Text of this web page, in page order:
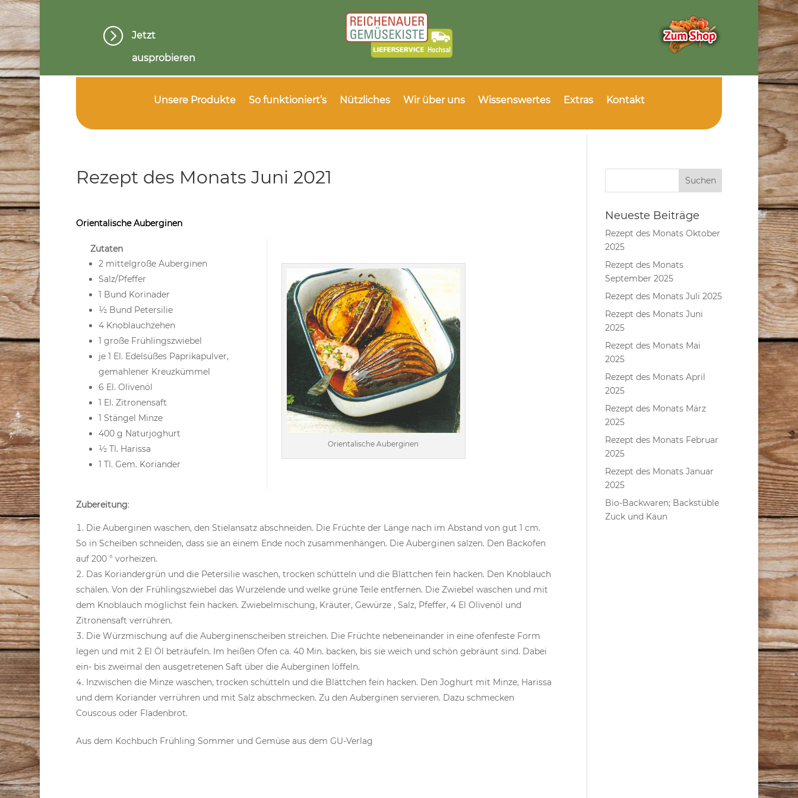
=
Jetzt
ausprobieren
Unsere Produkte So funktioniert’s Nützliches Wir über uns Wissenswertes Extras Kontakt
Rezept des Monats Juni 2021
Orientalische Auberginen
Zutaten
2 mittelgroße Auberginen
Salz/Pfeffer
1 Bund Korinader
½ Bund Petersilie
4 Knoblauchzehen
1 große Frühlingszwiebel
je 1 El. Edelsüßes Paprikapulver,
gemahlener Kreuzkümmel
6 El. Olivenöl
1 El. Zitronensaft
1 Stängel Minze
400 g Naturjoghurt
½ Tl. Harissa
1 Tl. Gem. Koriander
Orientalische Auberginen
Zubereitung:
Die Auberginen waschen, den Stielansatz abschneiden. Die Früchte der Länge nach im Abstand von gut 1 cm.
So in Scheiben schneiden, dass sie an einem Ende noch zusammenhängen. Die Auberginen salzen. Den Backofen
auf 200 ° vorheizen.
Das Koriandergrün und die Petersilie waschen, trocken schütteln und die Blättchen fein hacken. Den Knoblauch
schälen. Von der Frühlingszwiebel das Wurzelende und welke grüne Teile entfernen. Die Zwiebel waschen und mit
dem Knoblauch möglichst fein hacken. Zwiebelmischung, Kräuter, Gewürze , Salz, Pfeffer, 4 El Olivenöl und
Zitronensaft verrühren.
Die Würzmischung auf die Auberginenscheiben streichen. Die Früchte nebeneinander in eine ofenfeste Form
legen und mit 2 El Öl beträufeln. Im heißen Ofen ca. 40 Min. backen, bis sie weich und schön gebräunt sind. Dabei
ein- bis zweimal den ausgetretenen Saft über die Auberginen löffeln.
Inzwischen die Minze waschen, trocken schütteln und die Blättchen fein hacken. Den Joghurt mit Minze, Harissa
und dem Koriander verrühren und mit Salz abschmecken. Zu den Auberginen servieren. Dazu schmecken
Couscous oder Fladenbrot.
Aus dem Kochbuch Frühling Sommer und Gemüse aus dem GU-Verlag
Neueste Beiträge
Rezept des Monats Oktober
2025
Rezept des Monats
September 2025
Rezept des Monats Juli 2025
Rezept des Monats Juni
2025
Rezept des Monats Mai
2025
Rezept des Monats April
2025
Rezept des Monats März
2025
Rezept des Monats Februar
2025
Rezept des Monats Januar
2025
Bio-Backwaren; Backstüble
Zuck und Kaun